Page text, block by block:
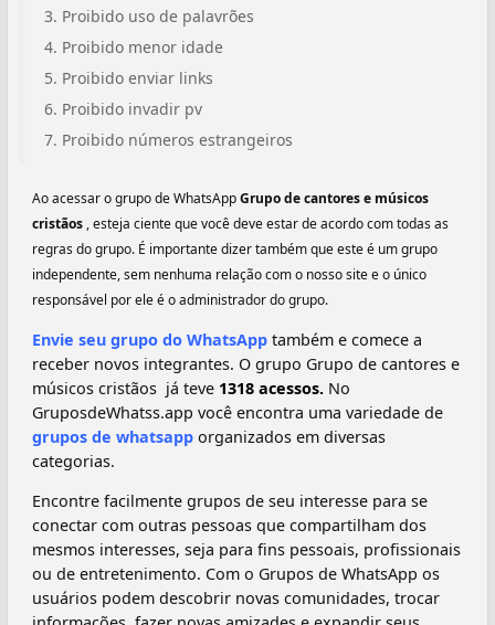
Proibido uso de palavrões
Proibido menor idade
Proibido enviar links
Proibido invadir pv
Proibido números estrangeiros
Ao acessar o grupo de WhatsAppGrupo de cantores e músicos
cristãos ️ , esteja ciente que você deve estar de acordo com todas as
regras do grupo. É importante dizer também que este é um grupo
independente, sem nenhuma relação com o nosso site e o único
responsável por ele é o administrador do grupo.
Envie seu grupo do WhatsApp também e comece a
receber novos integrantes. O grupo Grupo de cantores e
músicos cristãos ️ já teve 1318 acessos. No
GruposdeWhatss.app você encontra uma variedade de
grupos de whatsapp organizados em diversas
categorias.
Encontre facilmente grupos de seu interesse para se
conectar com outras pessoas que compartilham dos
mesmos interesses, seja para fins pessoais, profissionais
ou de entretenimento. Com o Grupos de WhatsApp os
usuários podem descobrir novas comunidades, trocar